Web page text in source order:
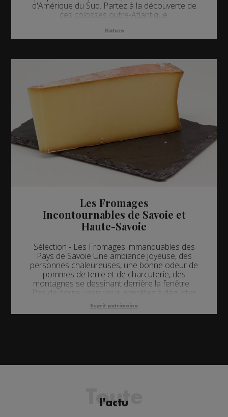
d'Amérique du Sud. Partez à la découverte de
ces colosses outre-Atlantique.
Nature
Les Fromages
Incontournables de Savoie et
Haute-Savoie
Sélection - Les Fromages immanquables des
Pays de Savoie Une ambiance joyeuse, des
personnes chaleureuses, une bonne odeur de
pommes de terre et de charcuterie, des
montagnes se dessinant derrière la fenêtre…
Pas de doute, vous vous apprêtez à déguster
un repas savoyard. Mais que serait un repas
en Savoie & Haute-Savoie sans ses fameux
Esprit patrimoine
Toute
l'actu